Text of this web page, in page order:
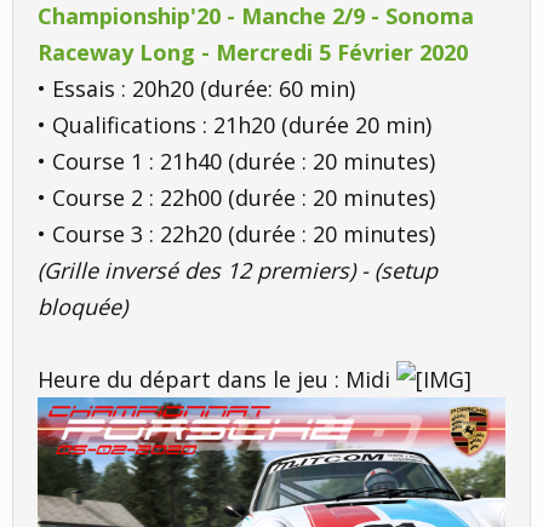
Championship'20 - Manche 2/9 - Sonoma
Raceway Long - Mercredi 5 Février 2020
• Essais : 20h20 (durée: 60 min)
• Qualifications : 21h20 (durée 20 min)
• Course 1 : 21h40 (durée : 20 minutes)
• Course 2 : 22h00 (durée : 20 minutes)
• Course 3 : 22h20 (durée : 20 minutes)
(Grille inversé des 12 premiers) - (setup
bloquée)
Heure du départ dans le jeu : Midi